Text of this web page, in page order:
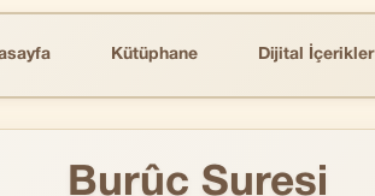
Kütüphane Dijital İçerikler
Burûc Suresi